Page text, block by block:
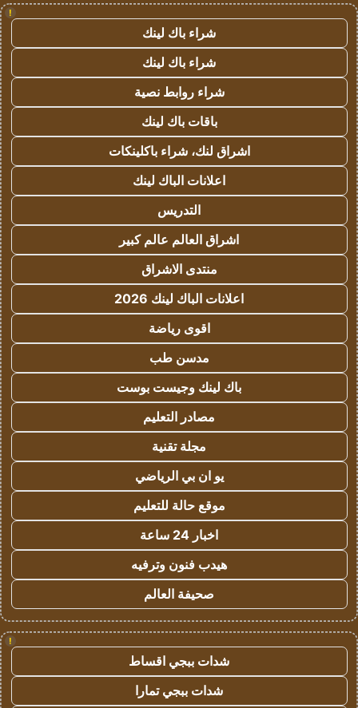
!
شراء باك لينك
شراء باك لينك
شراء روابط نصية
باقات باك لينك
اشراق لنك، شراء باكلينكات
اعلانات الباك لينك
التدريس
اشراق العالم عالم كبير
منتدى الاشراق
اعلانات الباك لينك 2026
اقوى رياضة
مدسن طب
باك لينك وجيست بوست
مصادر التعليم
مجلة تقنية
يو ان بي الرياضي
موقع حالة للتعليم
اخبار 24 ساعة
هيدب فنون وترفيه
صحيفة العالم
!
شدات ببجي اقساط
شدات ببجي تمارا